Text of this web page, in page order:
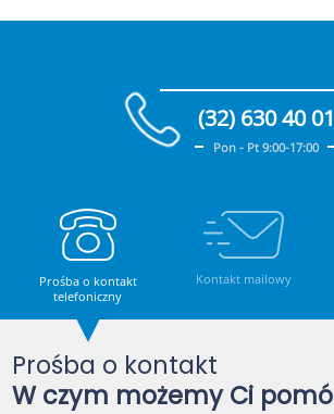
(32) 630 40 01
Pon - Pt 9:00-17:00
Prośba o kontakt
telefoniczny
Kontakt mailowy
Prośba o kontakt
W czym możemy Ci